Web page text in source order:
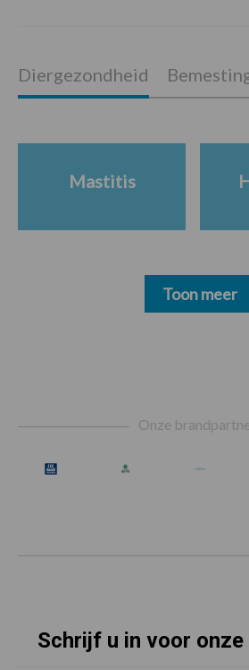
Diergezondheid
Mastitis
Toon meer
Onze
Schrijf u in voor